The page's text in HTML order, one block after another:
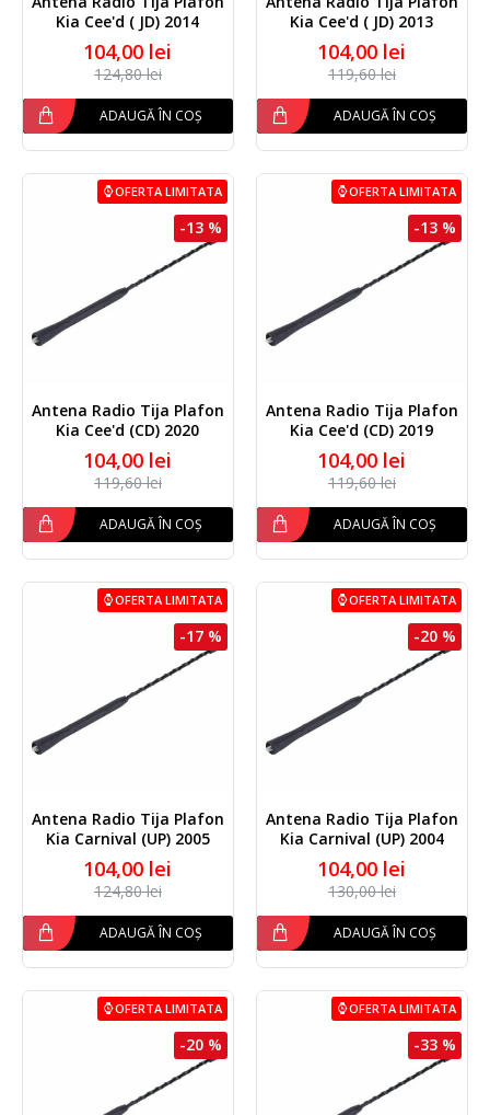
Kia Cee'd ( JD) 2014
104,00 lei
124,80 lei
ADAUGĂ ÎN COȘ
Kia Cee'd ( JD) 2013
104,00 lei
119,60 lei
ADAUGĂ ÎN COȘ
OFERTA LIMITATA
-13 %
Antena Radio Tija Plafon
Kia Cee'd (CD) 2020
104,00 lei
119,60 lei
ADAUGĂ ÎN COȘ
OFERTA LIMITATA
-13 %
Antena Radio Tija Plafon
Kia Cee'd (CD) 2019
104,00 lei
119,60 lei
ADAUGĂ ÎN COȘ
OFERTA LIMITATA
-17 %
Antena Radio Tija Plafon
Kia Carnival (UP) 2005
104,00 lei
124,80 lei
ADAUGĂ ÎN COȘ
OFERTA LIMITATA
-20 %
Antena Radio Tija Plafon
Kia Carnival (UP) 2004
104,00 lei
130,00 lei
ADAUGĂ ÎN COȘ
OFERTA LIMITATA
-20 %
OFERTA LIMITATA
-33 %